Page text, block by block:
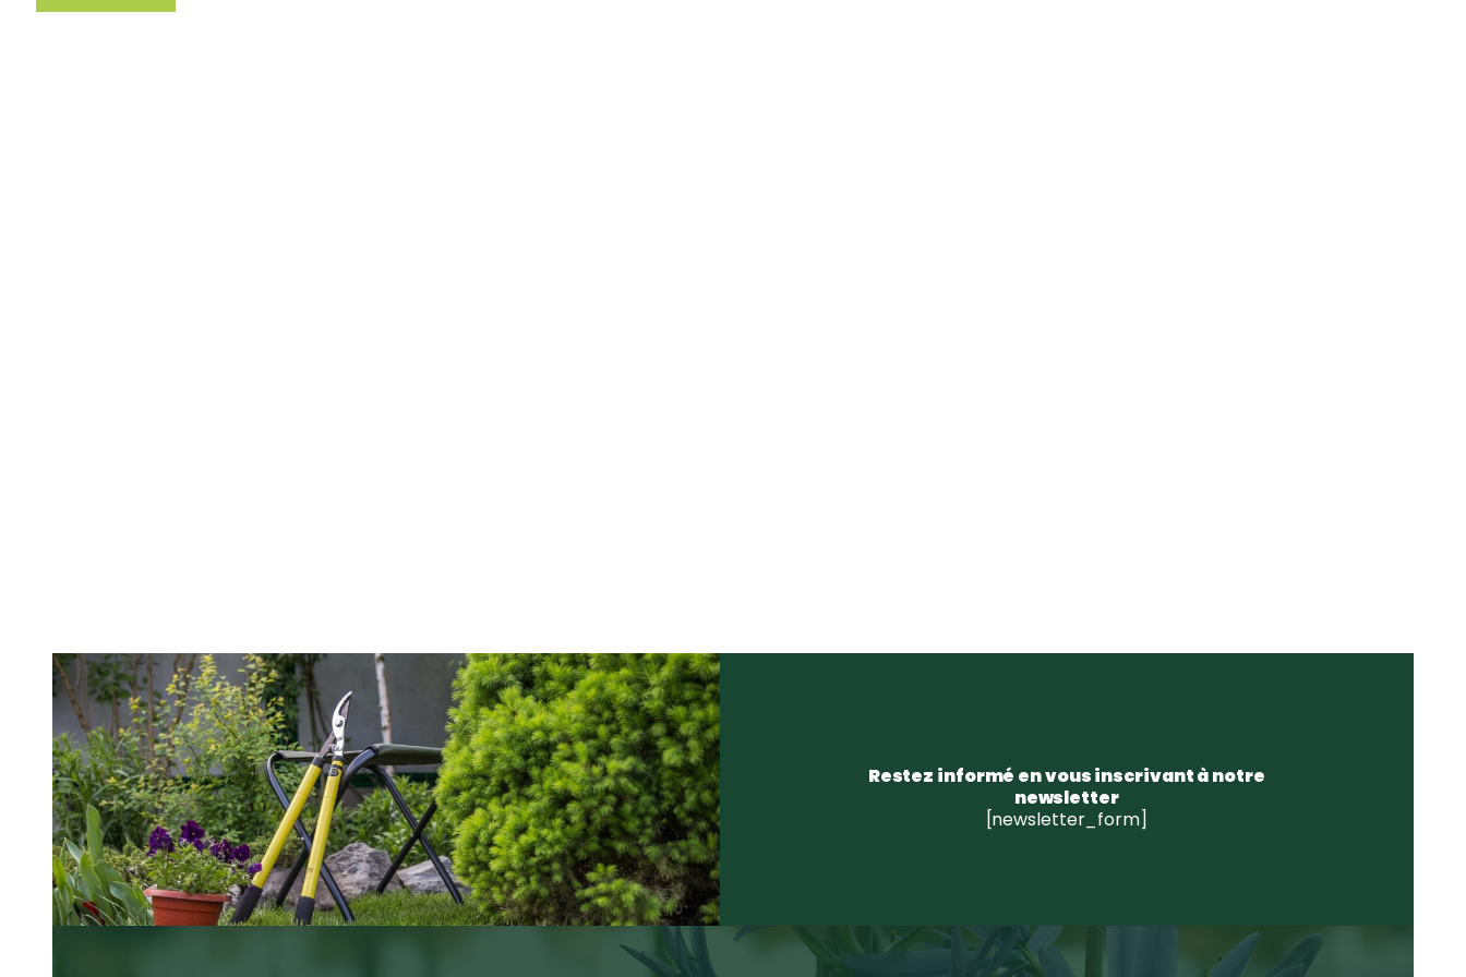
Restez informé en vous inscrivant à notre
newsletter
[newsletter_form]